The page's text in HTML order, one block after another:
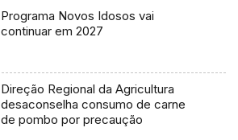
Programa Novos Idosos vai
continuar em 2027
Direção Regional da Agricultura
desaconselha consumo de carne
de pombo por precaução